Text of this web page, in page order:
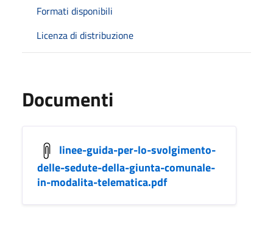
Formati disponibili
Licenza di distribuzione
Documenti
linee-guida-per-lo-svolgimento-
delle-sedute-della-giunta-comunale-
in-modalita-telematica.pdf